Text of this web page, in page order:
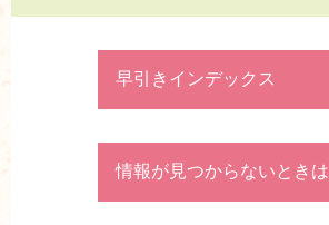
早引きインデックス
情報が見つからないときは